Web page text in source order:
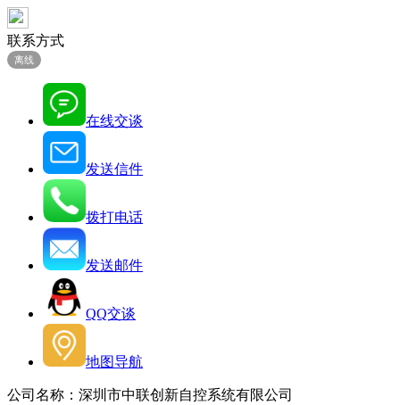
联系方式
离线
在线交谈
发送信件
拨打电话
发送邮件
QQ交谈
地图导航
公司名称：深圳市中联创新自控系统有限公司